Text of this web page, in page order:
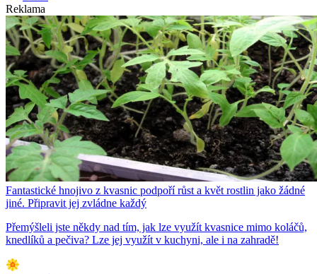
Reklama
Fantastické hnojivo z kvasnic podpoří růst a květ rostlin jako žádné
jiné. Připravit jej zvládne každý
Přemýšleli jste někdy nad tím, jak lze využít kvasnice mimo koláčů,
knedlíků a pečiva? Lze jej využít v kuchyni, ale i na zahradě!